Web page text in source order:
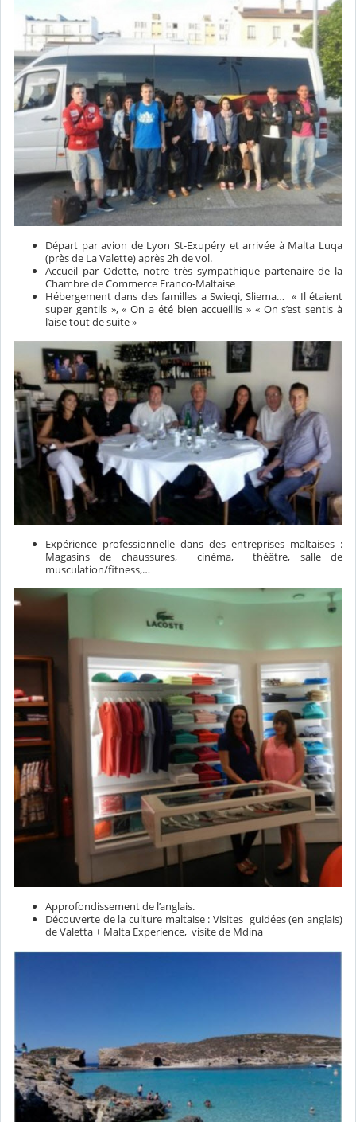
Départ par avion de Lyon St-Exupéry et arrivée à Malta Luqa
(près de La Valette) après 2h de vol.
Accueil par Odette, notre très sympathique partenaire de la
Chambre de Commerce Franco-Maltaise
Hébergement dans des familles a Swieqi, Sliema… « Il étaient
super gentils », « On a été bien accueillis » « On s’est sentis à
l’aise tout de suite »
Expérience professionnelle dans des entreprises maltaises :
Magasins de chaussures, cinéma, théâtre, salle de
musculation/fitness,…
Approfondissement de l’anglais.
Découverte de la culture maltaise : Visites guidées (en anglais)
de Valetta + Malta Experience, visite de Mdina